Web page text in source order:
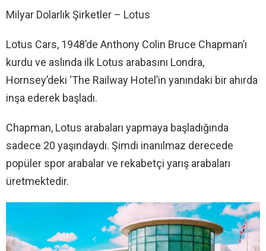
Milyar Dolarlık Şirketler – Lotus
Lotus Cars, 1948’de Anthony Colin Bruce Chapman’ı
kurdu ve aslında ilk Lotus arabasını Londra,
Hornsey’deki ‘The Railway Hotel’in yanındaki bir ahırda
inşa ederek başladı.
Chapman, Lotus arabaları yapmaya başladığında
sadece 20 yaşındaydı. Şimdi inanılmaz derecede
popüler spor arabalar ve rekabetçi yarış arabaları
üretmektedir.